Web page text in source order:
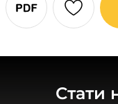
Стати